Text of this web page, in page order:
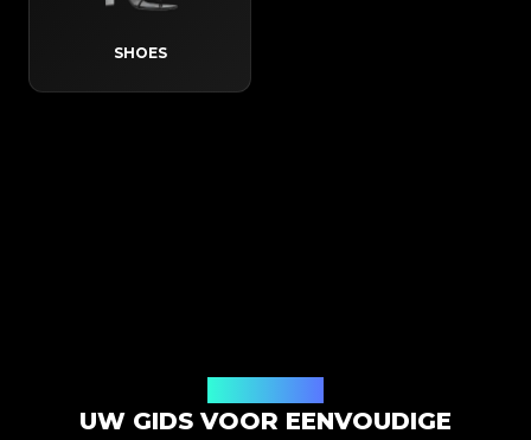
SHOES
UW GIDS VOOR EENVOUDIGE